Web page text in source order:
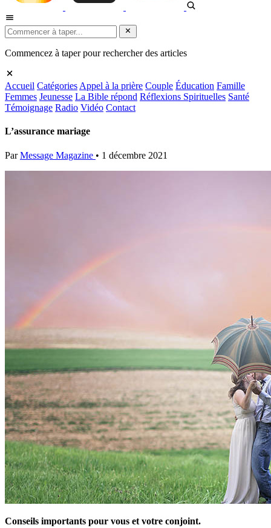
Commencez à taper pour rechercher des articles
Accueil Catégories Appel à la prière Couple Éducation Famille
Femmes Jeunesse La Bible répond Réflexions Spirituelles Santé
Témoignage Radio Vidéo Contact
L’assurance mariage
Par Message Magazine • 1 décembre 2021
Conseils importants pour vous et votre conjoint.